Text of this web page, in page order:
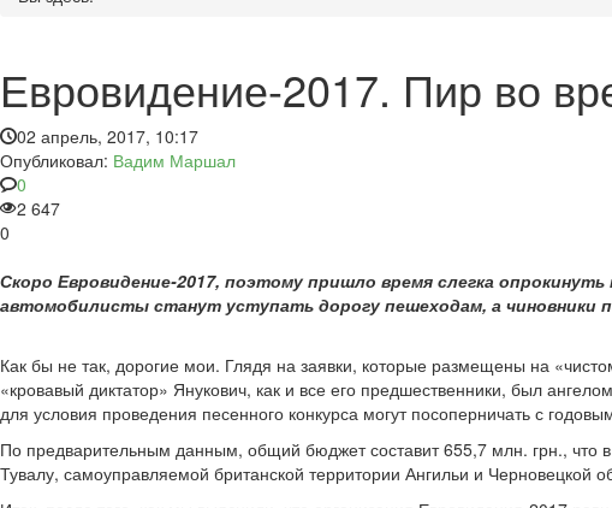
Евровидение-2017. Пир во
02 апрель, 2017, 10:17
Опубликовал: Вадим Маршал
0
2 647
0
Скоро Евровидение-2017, поэтому пришло время слегка
автомобилисты станут уступать дорогу пешеходам, а чиновники
Как бы не так, дорогие мои. Глядя на заявки, которые размещены на
«кровавый диктатор» Янукович, как и все его предшественники, был
для условия проведения песенного конкурса могут посоперничать с
По предварительным данным, общий бюджет составит 655,7 млн. грн., что
Тувалу, самоуправляемой британской территории Ангильи и Черновецкой